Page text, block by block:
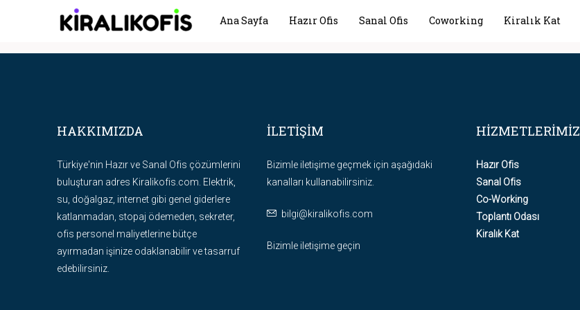
Ana Sayfa Hazır Ofis Sanal Ofis Coworking Kiralık Kat
HAKKIMIZDA
Türkiye'nin Hazır ve Sanal Ofis çözümlerini
buluşturan adres Kiralikofis.com. Elektrik,
su, doğalgaz, internet gibi genel giderlere
katlanmadan, stopaj ödemeden, sekreter,
ofis personel maliyetlerine bütçe
ayırmadan işinize odaklanabilir ve tasarruf
edebilirsiniz.
İLETİŞİM
Bizimle iletişime geçmek için aşağıdaki
kanalları kullanabilirsiniz.
bilgi@kiralikofis.com
Bizimle iletişime geçin
HİZMETLERİMİZ
Hazır Ofis
Sanal Ofis
Co-Working
Toplantı Odası
Kiralık Kat